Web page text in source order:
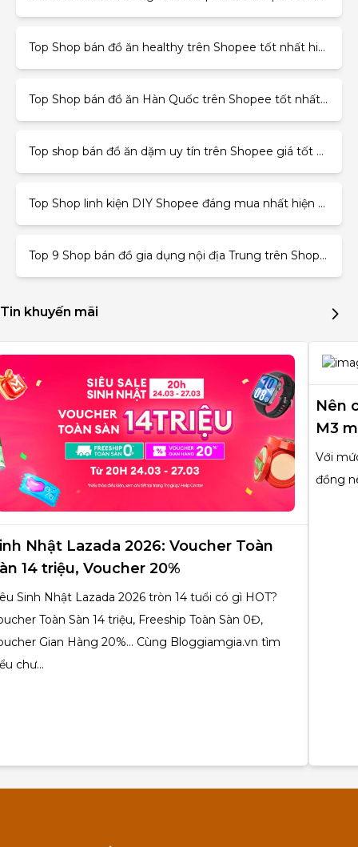
Top Shop bán đồ ăn healthy trên Shopee tốt nhất hiện nay
Top Shop bán đồ ăn Hàn Quốc trên Shopee tốt nhất hiện nay
Top shop bán đồ ăn dặm uy tín trên Shopee giá tốt nhất
Top Shop linh kiện DIY Shopee đáng mua nhất hiện nay
Top 9 Shop bán đồ gia dụng nội địa Trung trên Shopee cực ngon
Tin khuyến mãi
Nhật Lazada 2026: Voucher Toàn
14 triệu, Voucher 20%
Sinh Nhật Lazada 2026 tròn 14 tuổi có gì HOT?
Toàn Sàn 14 triệu, Freeship Toàn Sàn 0Đ,
Gian Hàng 20%... Cùng Bloggiamgia.vn tìm
chư...
Nên
M3
Với
đồng